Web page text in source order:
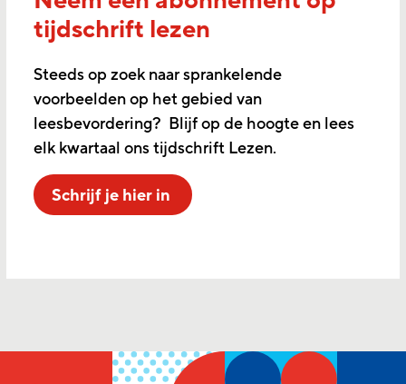
tijdschrift lezen
Steeds op zoek naar sprankelende
voorbeelden op het gebied van
leesbevordering? Blijf op de hoogte en lees
elk kwartaal ons tijdschrift Lezen.
Schrijf je hier in